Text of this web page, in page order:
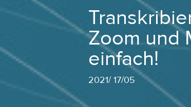
Zoom und
einfach!
2021/17/05